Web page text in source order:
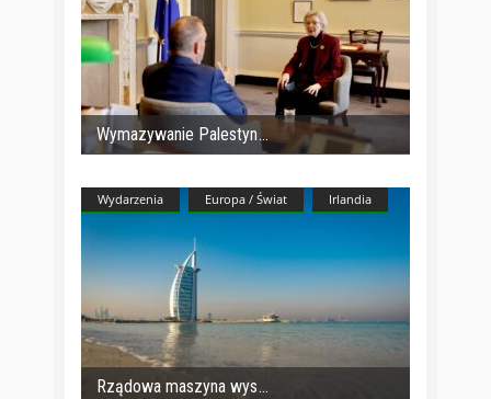
Wymazywanie Palestyn
Wydarzenia Europa / Świat Irlandia
Rządowa maszyna wys